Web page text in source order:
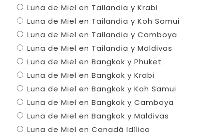
Luna de Miel en Tailandia y Krabi
Luna de Miel en Tailandia y Koh Samui
Luna de Miel en Tailandia y Camboya
Luna de Miel en Tailandia y Maldivas
Luna de Miel en Bangkok y Phuket
Luna de Miel en Bangkok y Krabi
Luna de Miel en Bangkok y Koh Samui
Luna de Miel en Bangkok y Camboya
Luna de Miel en Bangkok y Maldivas
Luna de Miel en Canadá Idílico